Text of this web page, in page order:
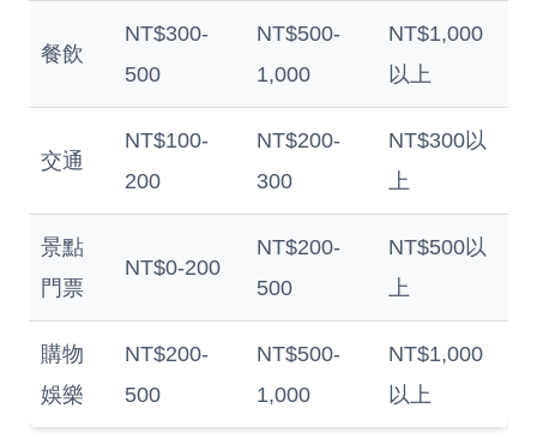
餐飲
NT$300-
500
NT$500-
1,000
NT$1,000
以上
交通
NT$100-
200
NT$200-
300
NT$300以
上
景點
門票
NT$0-200
NT$200-
500
NT$500以
上
購物
娛樂
NT$200-
500
NT$500-
1,000
NT$1,000
以上